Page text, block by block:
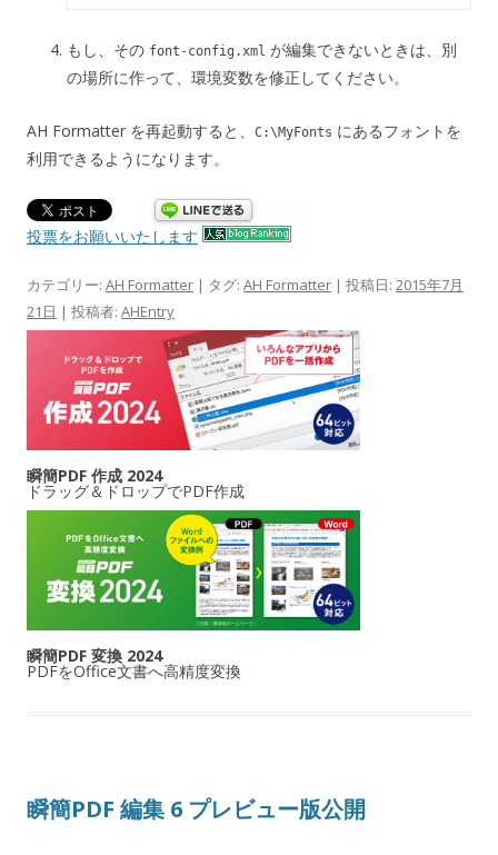
もし、その font-config.xml が編集できないときは、別
の場所に作って、環境変数を修正してください。
AH Formatter を再起動すると、 C:\MyFonts にあるフォントを
利用できるようになります。
投票をお願いいたします
カテゴリー: AH Formatter | タグ: AH Formatter | 投稿日: 2015年7月
21日 | 投稿者: AHEntry
瞬簡PDF 作成 2024
ドラッグ＆ドロップでPDF作成
瞬簡PDF 変換 2024
PDFをOffice文書へ高精度変換
瞬簡PDF 編集 6 プレビュー版公開